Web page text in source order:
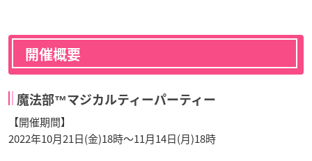
開催概要
魔法部™マジカルティーパーティー
【開催期間】
2022年10月21日(金)18時～11月14日(月)18時